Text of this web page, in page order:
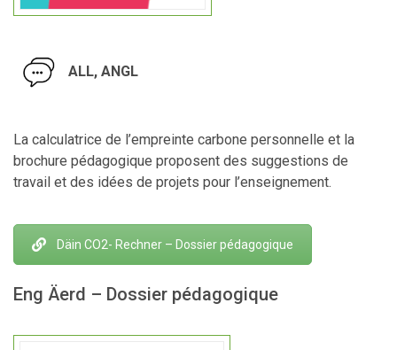
ALL, ANGL
La calculatrice de l’empreinte carbone personnelle et la
brochure pédagogique proposent des suggestions de
travail et des idées de projets pour l’enseignement.
Däin CO2- Rechner – Dossier pédagogique
Eng Äerd – Dossier pédagogique